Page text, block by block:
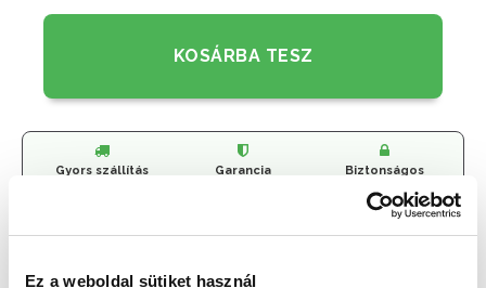
Ez a weboldal sütiket használ
KOSÁRBA TESZ
Gyors szállítás Garancia Biztonságos